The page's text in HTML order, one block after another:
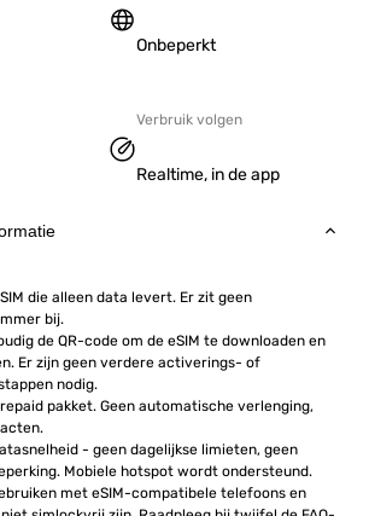
Onbeperkt
Verbruik volgen
Realtime, in de app
die alleen data levert. Er zit geen
bij.
de QR-code om de eSIM te downloaden en
Er zijn geen verdere activerings- of
nodig.
pakket. Geen automatische verlenging,
- geen dagelijkse limieten, geen
Mobiele hotspot wordt ondersteund.
met eSIM-compatibele telefoons en